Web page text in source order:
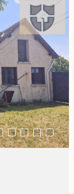
CHARME
ESTIMER
BIEN
BIENS
NOS